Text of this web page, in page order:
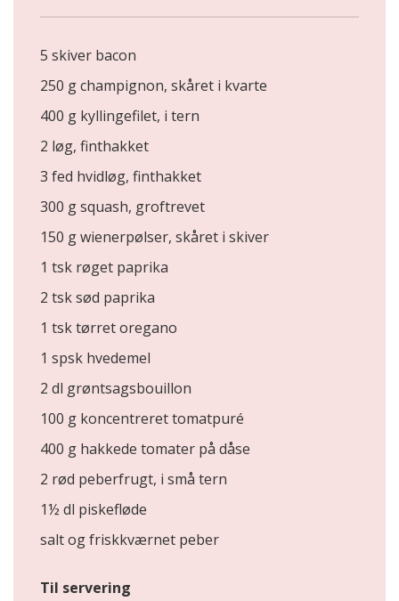
5 skiver bacon
250 g champignon, skåret i kvarte
400 g kyllingefilet, i tern
2 løg, finthakket
3 fed hvidløg, finthakket
300 g squash, groftrevet
150 g wienerpølser, skåret i skiver
1 tsk røget paprika
2 tsk sød paprika
1 tsk tørret oregano
1 spsk hvedemel
2 dl grøntsagsbouillon
100 g koncentreret tomatpuré
400 g hakkede tomater på dåse
2 rød peberfrugt, i små tern
1½ dl piskefløde
salt og friskkværnet peber
Til servering